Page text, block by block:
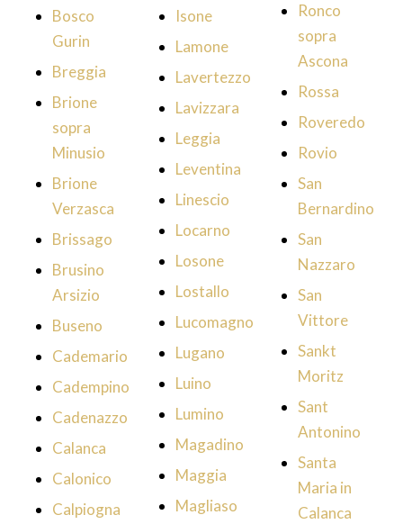
Bosco
Gurin
Breggia
Brione
sopra
Minusio
Brione
Verzasca
Brissago
Brusino
Arsizio
Buseno
Cademario
Cadempino
Cadenazzo
Calanca
Calonico
Calpiogna
Isone
Lamone
Lavertezzo
Lavizzara
Leggia
Leventina
Linescio
Locarno
Losone
Lostallo
Lucomagno
Lugano
Luino
Lumino
Magadino
Maggia
Magliaso
Ronco
sopra
Ascona
Rossa
Roveredo
Rovio
San
Bernardino
San
Nazzaro
San
Vittore
Sankt
Moritz
Sant
Antonino
Santa
Maria in
Calanca